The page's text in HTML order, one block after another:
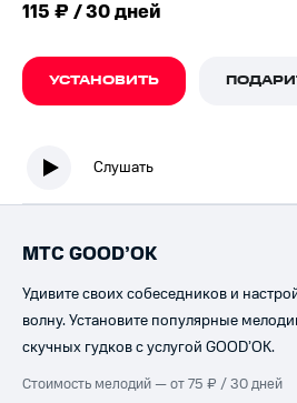
115 ₽ / 30 дней
УСТАНОВИТЬ
Слушать
МТС GOOD’OK
Удивите своих собеседников и
волну. Установите популярные
скучных гудков с услугой GOOD’OK.
Стоимость мелодий — от 75 ₽ / 30 дней